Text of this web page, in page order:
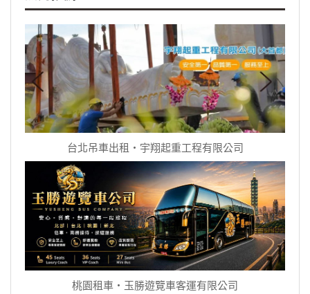
台北吊車出租‧宇翔起重工程有限公司
桃園租車‧玉勝遊覽車客運有限公司